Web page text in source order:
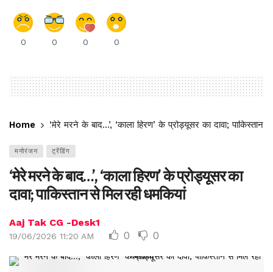
0 0 0 0
Home ‘मेरे मरने के बाद…’, ‘काला हिरण’ के प्रोड्यूसर का दावा; पाकिस्तान
मनोरंजन ट्रेंडिंग
‘मेरे मरने के बाद…’, ‘काला हिरण’ के प्रोड्यूसर का
दावा; पाकिस्तान से मिल रही धमकियां
Aaj Tak CG -Desk1
19/06/2026 11:20 AM 0 0